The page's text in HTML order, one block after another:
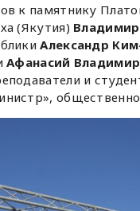
к памятнику
(Якутия)
Александр
Афанасий
и